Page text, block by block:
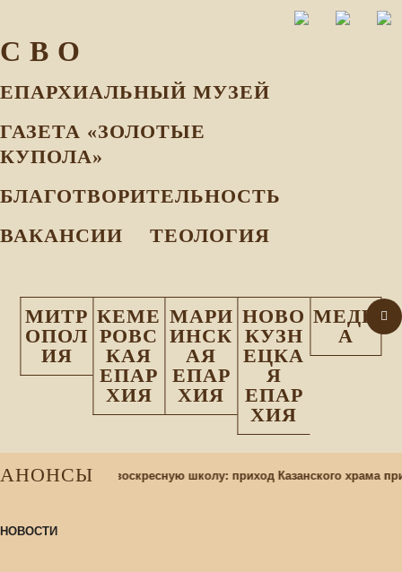
С В О
ЕПАРХИАЛЬНЫЙ МУЗEЙ
ГАЗЕТА «ЗОЛОТЫЕ
КУПОЛА»
БЛАГОТВОРИТЕЛЬНОСТЬ
ВАКАНСИИ
ТЕОЛОГИЯ
МИТР
ОПОЛ
ИЯ
КЕМЕ
РОВС
КАЯ
ЕПАР
ХИЯ
МАРИ
ИНСК
АЯ
ЕПАР
ХИЯ
НОВО
КУЗН
ЕЦКА
Я
ЕПАР
ХИЯ
МЕДИ
А
АНОНСЫ
учащихся в воскресную школу: приход Казанского храма
НОВОСТИ